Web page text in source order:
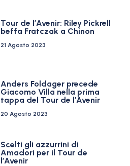
Tour de l’Avenir: Riley Pickrell
beffa Fratczak a Chinon
21 Agosto 2023
Anders Foldager precede
Giacomo Villa nella prima
tappa del Tour de l’Avenir
20 Agosto 2023
Scelti gli azzurrini di
Amadori per il Tour de
l’Avenir